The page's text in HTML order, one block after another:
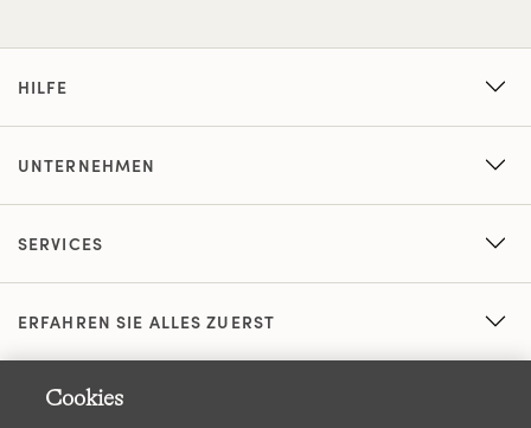
HILFE
UNTERNEHMEN
SERVICES
ERFAHREN SIE ALLES ZUERST
Cookies